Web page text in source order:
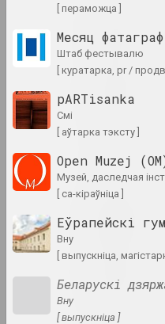
[ пераможца ]
Месяц
штаб фестывалю
[ куратарка, pr /
pARTisanka
смі
[ аўтарка тэксту ]
Open Muzej
музей, даследчая
[ са-кіраўніца ]
Еўрапейскі
вну
[ выпускніца,
Беларускі
вну
[ выпускніца ]